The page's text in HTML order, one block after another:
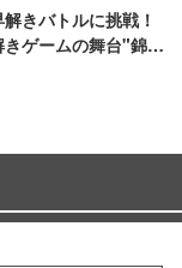
きバトルに挑戦！
きゲームの舞台"錦糸